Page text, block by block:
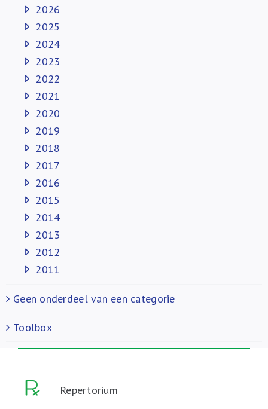
2026
2025
2024
2023
2022
2021
2020
2019
2018
2017
2016
2015
2014
2013
2012
2011
Geen onderdeel van een categorie
Toolbox
Repertorium